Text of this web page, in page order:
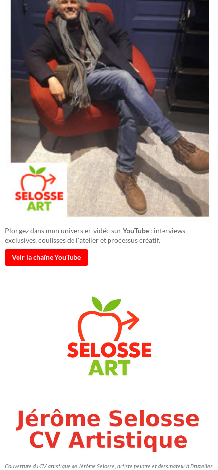
Plongez dans mon univers en vidéo surYouTube : interviews
exclusives, coulisses de l'atelier et processus créatif.
Voir la chaîne YouTube
Couverture du CV artistique de Jérôme Selosse, artiste peintre et dessinateur à Bruxelles